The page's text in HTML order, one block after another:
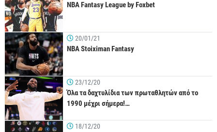
NBA Fantasy League by Foxbet
20/01/21
NBA Stoiximan Fantasy
23/12/20
Όλα τα δαχτυλίδια των πρωταθλητών από το
1990 μέχρι σήμερα!…
18/12/20